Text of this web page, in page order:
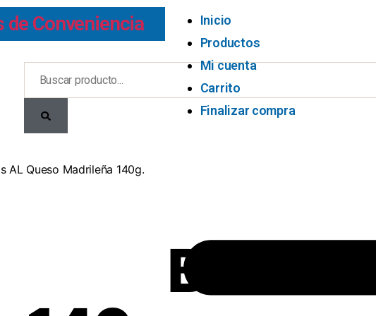
de Conveniencia
Inicio
Productos
Mi cuenta
Carrito
Finalizar compra
AL Queso Madrileña 140g.
Bolas